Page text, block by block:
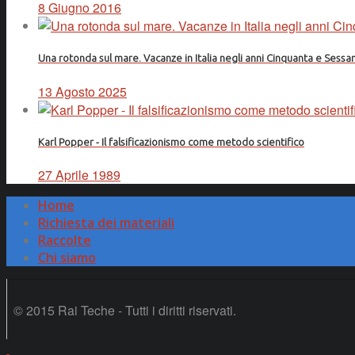
8 Giugno 2016
Una rotonda sul mare. Vacanze in Italia negli anni Cinquanta e
13 Agosto 2025
Karl Popper - Il falsificazionismo come metodo scientifico
27 Aprile 1989
Home
Richiesta dei materiali
Raccolte
Chi siamo
© 2015 Rai Teche - Tutti i diritti riservati.